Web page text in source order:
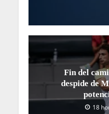
Fin del
despide de
18